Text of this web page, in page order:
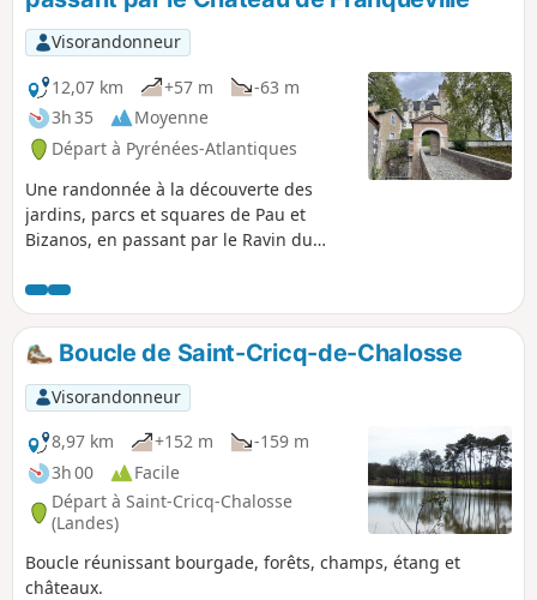
Visorandonneur
12,07 km
+57 m
-63 m
3h 35
Moyenne
Départ à Pyrénées-Atlantiques
Une randonnée à la découverte des
jardins, parcs et squares de Pau et
Bizanos, en passant par le Ravin du
d'Eaux Vives et les hauteurs du Château
de Franqueville ; le long du Gave de
Pau, les ruisseaux de l'Ousse, des
Bouries et l'Ariou Merdé ; avec des
perspectives magnifiques sur les
Côteaux de Jurançon, les Pyrénées,
depuis le Château de Pau jusqu'aux
hauteurs du Château de Franqueville.
Boucle de Saint-Cricq-de-Chalosse
Visorandonneur
8,97 km
+152 m
-159 m
3h 00
Facile
Départ à Saint-Cricq-Chalosse
(Landes)
Boucle réunissant bourgade, forêts, champs, étang et
châteaux.